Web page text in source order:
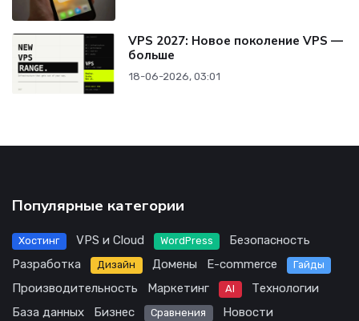
VPS 2027: Новое поколение VPS —
больше
18-06-2026, 03:01
Популярные категории
Хостинг VPS и Cloud WordPress
Безопасность
Разработка
Дизайн Домены E-commerce Гайды
Производительность Маркетинг AI
Технологии
База данных
Бизнес Сравнения
Новости